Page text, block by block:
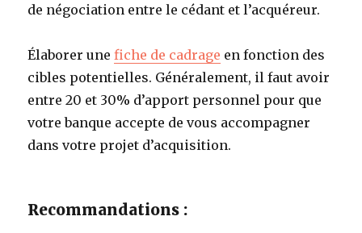
de négociation entre le cédant et l’acquéreur.
Élaborer unefiche de cadrage en fonction des
cibles potentielles. Généralement, il faut avoir
entre 20 et 30% d’apport personnel pour que
votre banque accepte de vous accompagner
dans votre projet d’acquisition.
Recommandations :